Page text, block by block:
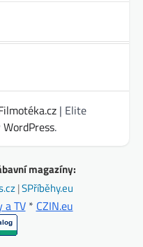
| Elite
WordPress.
magazíny:
|SPříběhy.eu
a TV* CZIN.eu